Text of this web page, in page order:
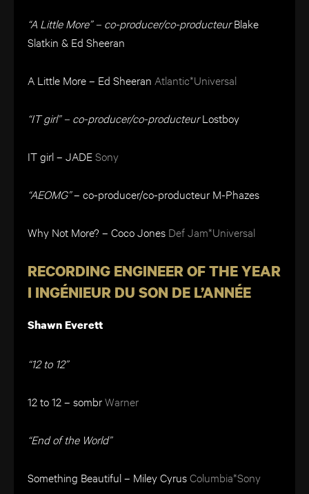
“A Little More” – co-producer/co-producteurBlake
Slatkin & Ed Sheeran
A Little More – Ed Sheeran Atlantic*Universal
“IT girl” – co-producer/co-producteurLostboy
IT girl – JADESony
“AEOMG”– co-producer/co-producteur M-Phazes
Why Not More? – Coco Jones Def Jam*Universal
RECORDING ENGINEER OF THE YEAR
I INGÉNIEUR DU SON DE L’ANNÉE
Shawn Everett
“12 to 12”
12 to 12 – sombrWarner
“End of the World”
Something Beautiful – Miley CyrusColumbia*Sony